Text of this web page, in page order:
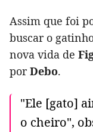
Assim que foi
buscar o
nova vida de
porDebo.
"Ele [gato]
o cheiro",